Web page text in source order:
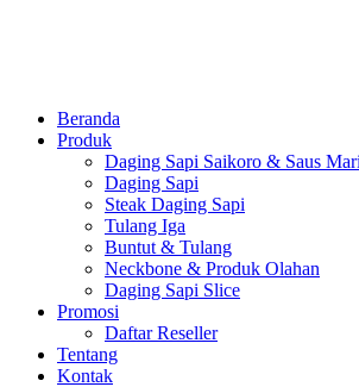
Beranda
Produk
Daging Sapi Saikoro & Saus
Daging Sapi
Steak Daging Sapi
Tulang Iga
Buntut & Tulang
Neckbone & Produk Olahan
Daging Sapi Slice
Promosi
Daftar Reseller
Tentang
Kontak